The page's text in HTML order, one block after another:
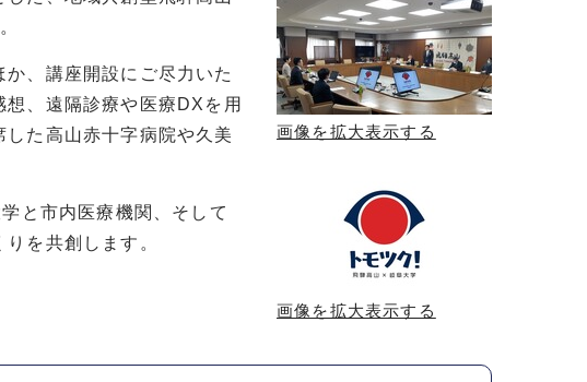
画像を拡大表示する
画像を拡大表示する
、講座開設にご尽力いた
、遠隔診療や医療DXを用
た高山赤十字病院や久美
と市内医療機関、そして
を共創します。